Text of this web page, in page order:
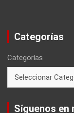
Categorías
Categorías
Síguenos en